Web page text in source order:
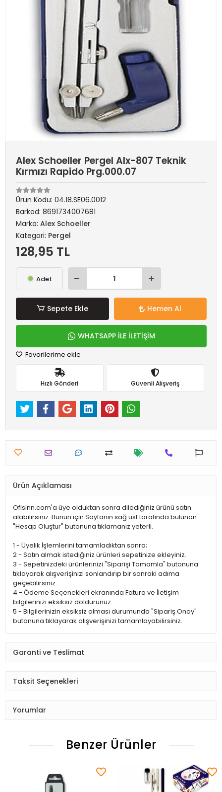
Alex Schoeller Pergel Alx-807 Teknik
Kırmızı Rapido Prg.000.07
Ürün Kodu: 04.18.SE06.0012
Barkod: 8691734007681
Marka: Alex Schoeller
Kategori: Pergel
128,95 TL
Adet
Sepete Ekle Hemen Al
WHATSAPP İLE İLETİŞİM
Favorilerime ekle
Hızlı Gönderi Güvenli Alışveriş
Ürün Açıklaması
Ofisinn.com'a üye olduktan sonra dilediğiniz ürünü satın
alabilirsiniz. Bunun için Sayfanın sağ üst tarafında bulunan
"Hesap Oluştur" butonuna tıklamanız yeterli.
1 - Üyelik İşlemlerini tamamladıktan sonra;
2 - Satın almak istediğiniz ürünleri sepetinize ekleyiniz.
3 - Sepetinizdeki ürünlerinizi "Siparişi Tamamla" butonuna
tıklayarak alışverişinizi sonlandırıp bir sonraki adıma
geçebilirsiniz.
4 - Ödeme Seçenekleri ekranında Fatura ve İletişim
bilgilerinizi eksiksiz doldurunuz.
5 - Bilgilerinizin eksiksiz olması durumunda "Sipariş Onay"
butonuna tıklayarak alışverişinizi tamamlayabilirsiniz.
Garanti ve Teslimat
Taksit Seçenekleri
Yorumlar
Benzer Ürünler